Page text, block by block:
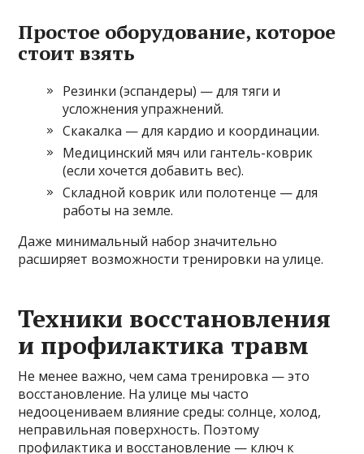
Простое оборудование, которое
стоит взять
Резинки (эспандеры) — для тяги и
усложнения упражнений.
Скакалка — для кардио и координации.
Медицинский мяч или гантель-коврик
(если хочется добавить вес).
Складной коврик или полотенце — для
работы на земле.
Даже минимальный набор значительно
расширяет возможности тренировки на улице.
Техники восстановления
и профилактика травм
Не менее важно, чем сама тренировка — это
восстановление. На улице мы часто
недооцениваем влияние среды: солнце, холод,
неправильная поверхность. Поэтому
профилактика и восстановление — ключ к